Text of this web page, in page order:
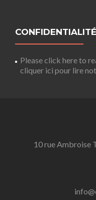
Please click here to
cliquer ici pour lire
10 rue Ambroise